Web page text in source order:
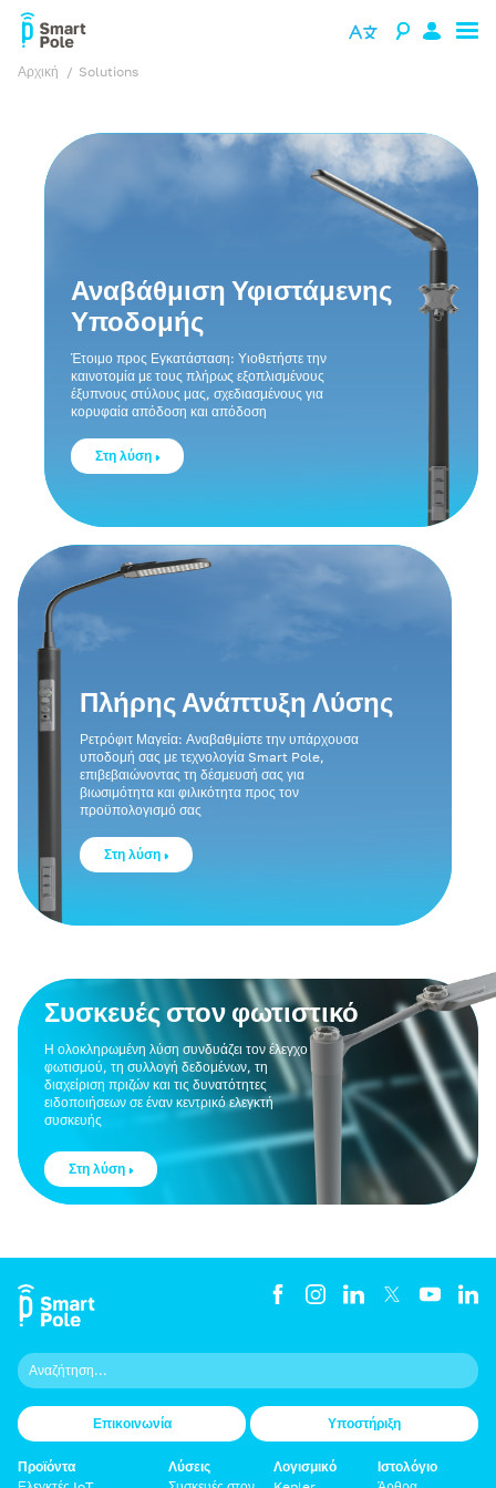
Αρχική solutions
Αναβάθμιση Υφιστάμενης
Υποδομής
Έτοιμο προς Εγκατάσταση: Υιοθετήστε την
καινοτομία με τους πλήρως εξοπλισμένους
έξυπνους στύλους μας, σχεδιασμένους για
κορυφαία απόδοση και απόδοση
Στη λύση
Πλήρης Ανάπτυξη Λύσης
Ρετρόφιτ Μαγεία: Αναβαθμίστε την υπάρχουσα
υποδομή σας με τεχνολογία Smart Pole,
επιβεβαιώνοντας τη δέσμευσή σας για
βιωσιμότητα και φιλικότητα προς τον
προϋπολογισμό σας
Στη λύση
Συσκευές στον φωτιστικό
Η ολοκληρωμένη λύση συνδυάζει τον έλεγχο
φωτισμού, τη συλλογή δεδομένων, τη
διαχείριση πριζών και τις δυνατότητες
ειδοποιήσεων σε έναν κεντρικό ελεγκτή
συσκευής
Στη λύση
Επικοινωνία Υποστήριξη
Προϊόντα
Λύσεις
Λογισμικό
Ιστολόγιο